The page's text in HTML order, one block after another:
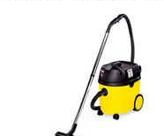
сухого сміття